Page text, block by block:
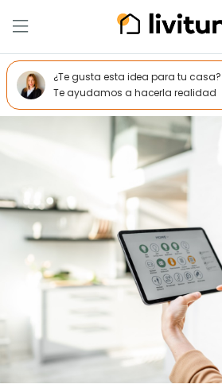
¿Te gusta esta idea para tu casa?
Te ayudamos a hacerla realidad